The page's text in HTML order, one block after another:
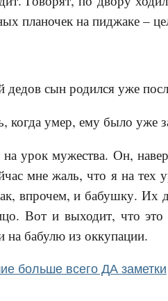
планочек на пиджаке –
сын родился уже
умер, ему было уже
урок мужества. Он,
мне жаль, что я на тех
впрочем, и бабушку.
Вот и выходит, что
на бабулю из оккупации.
больше всего ДА заметки